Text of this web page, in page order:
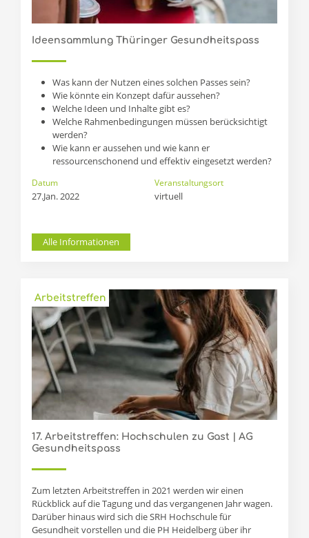
Ideensammlung Thüringer Gesundheitspass
Was kann der Nutzen eines solchen Passes sein?
Wie könnte ein Konzept dafür aussehen?
Welche Ideen und Inhalte gibt es?
Welche Rahmenbedingungen müssen berücksichtigt
werden?
Wie kann er aussehen und wie kann er
ressourcenschonend und effektiv eingesetzt werden?
Alle Informationen
Datum
27.Jan. 2022
Veranstaltungsort
virtuell
17. Arbeitstreffen: Hochschulen zu Gast | AG
Gesundheitspass
Zum letzten Arbeitstreffen in 2021 werden wir einen
Rückblick auf die Tagung und das vergangenen Jahr wagen.
Darüber hinaus wird sich die SRH Hochschule für
Gesundheit vorstellen und die PH Heidelberg über ihr
Arbeitstreffen